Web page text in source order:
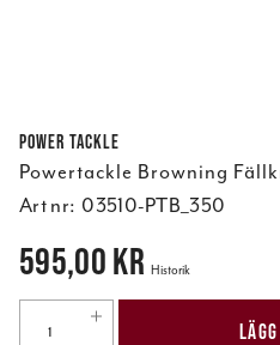
Power Tackle
Powertackle Browning
Art nr: 03510-PTB_350
Pris:595,00 kr
595,00 kr Historik